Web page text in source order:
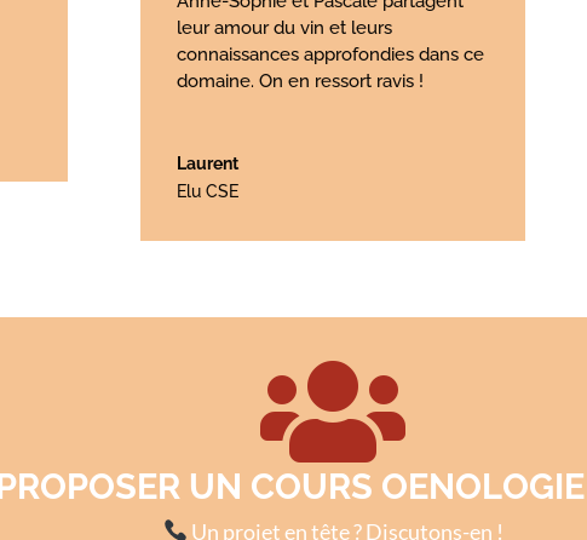
leur amour du vin et leurs
connaissances approfondies dans ce
domaine. On en ressort ravis !
Laurent
Elu CSE

UN COURS
Un projet en tête ? Discutons-en !